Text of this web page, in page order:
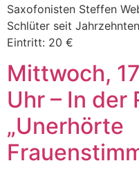
Saxofonisten Steffen
Schlüter seit
Eintritt: 20 €
Mittwoch,
Uhr – In der
„Unerhörte